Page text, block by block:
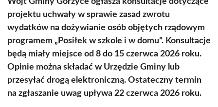
projektu uchwały w sprawie zasad zwrotu
wydatków na dożywianie osób objętych rządowym
programem „Posiłek w szkole i w domu”. Konsultacje
będą miały miejsce od 8 do 15 czerwca 2026 roku.
Opinie można składać w Urzędzie Gminy lub
przesyłać drogą elektroniczną. Ostateczny termin
na zgłaszanie uwag upływa 22 czerwca 2026 roku.